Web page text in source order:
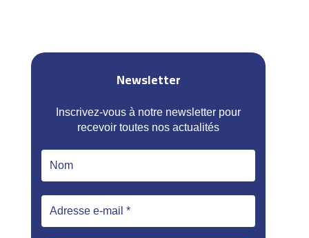
Newsletter
Inscrivez-vous à notre newsletter pour
recevoir toutes nos actualités